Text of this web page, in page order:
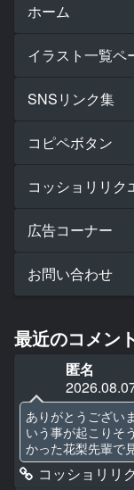
ホーム
イラスト一覧ペ
SNSリンク集
コピペボタン
コッショリリク
広告コーナー
お問い合わせ
最近のコメント
匿名
ありがとうござい
いう事が起こりそ
かった花梨先輩で
コッショリリ